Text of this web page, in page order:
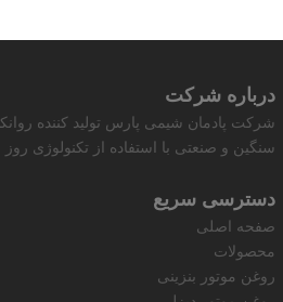
درباره شرکت
شرکت پادمان شیمی پارس تولید کننده
سنگین و صنعتی با استفاده از تکنولوژی روز
دسترسی سریع
صفحه اصلی
محصولات
روغن موتور بنزینی